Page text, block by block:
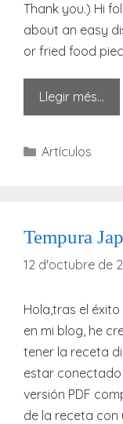
Thank you.) Hi
about an easy
or fried food
Llegir més…
Categories
Artículos
Tempura
12 d'octubre de
Hola,tras el
en mi blog, he
tener la receta
estar conectado
versión PDF
de la receta